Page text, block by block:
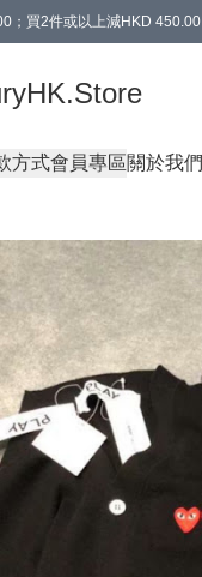
；買2件或以上減HKD 450.00
方式會員專區關於我們